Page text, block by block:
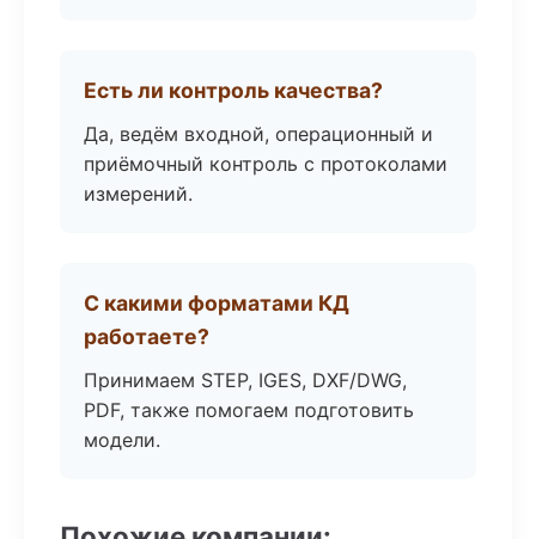
Есть ли контроль качества?
Да, ведём входной, операционный и
приёмочный контроль с протоколами
измерений.
С какими форматами КД
работаете?
Принимаем STEP, IGES, DXF/DWG,
PDF, также помогаем подготовить
модели.